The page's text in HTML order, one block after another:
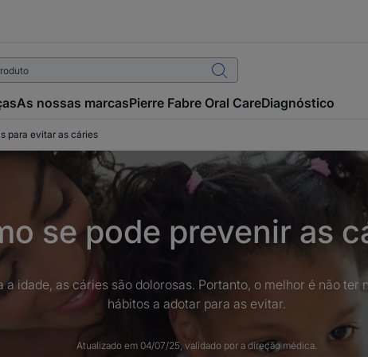
As nossas marcasPierre Fabre Oral CareDiagnóstico
para evitar as cáries
se pode prevenir as
a idade, as cáries são dolorosas. Portanto, o melhor é não ter
hábitos a adotar para as evitar.
Atualizado em 04/07/25, validado por a direção médica